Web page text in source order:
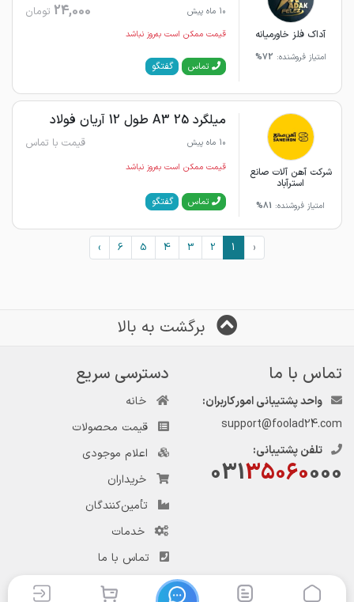
آداک فلز خاورمیانه
امتیاز فروشنده: 72%
10 ماه پیش
24,000 تومان
قیمت ممکن است به‌روز نباشد
تماس گفتگو
شرکت آهن آلات صانع
استرآباد
امتیاز فروشنده: 81%
میلگرد 25 A3 طول 12 آریان فولاد
10 ماه پیش قیمت با تماس
قیمت ممکن است به‌روز نباشد
تماس گفتگو
‹
1
2
3
4
5
6
›
برگشت به بالا
تماس با ما
واحد پشتیبانی امور کاربران:
support@foolad24.com
تلفن پشتیبانی:
03135060000
دسترسی سریع
خانه
قیمت محصولات
اعلام موجودی
خریداران
تأمین‌کنندگان
خدمات
تماس با ما